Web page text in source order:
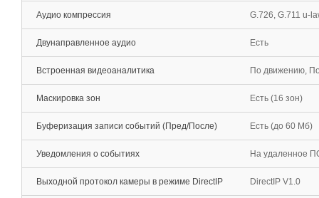
Аудио компрессия G.726, G.711 u-
Двунаправленное аудио Есть
Встроенная видеоаналитика По движению,
Маскировка зон Есть (16 зон)
Буферизация записи событий (Пред/После) Есть (до 60 Мб)
Уведомления о событиях На удаленное
Выходной протокол камеры в режиме DirectIP DirectIP V1.0